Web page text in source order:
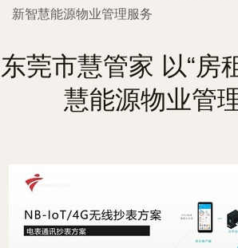
新智慧能源物业管理服务
东莞市慧管家 以“房
慧能源物业管